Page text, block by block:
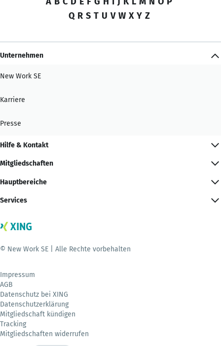
Q R S T U V W X Y Z
Unternehmen
New Work SE
Karriere
Presse
Hilfe & Kontakt
Mitgliedschaften
Hauptbereiche
Services
© New Work SE | Alle Rechte vorbehalten
Impressum
AGB
Datenschutz bei XING
Datenschutzerklärung
Mitgliedschaft kündigen
Tracking
Mitgliedschaften widerrufen